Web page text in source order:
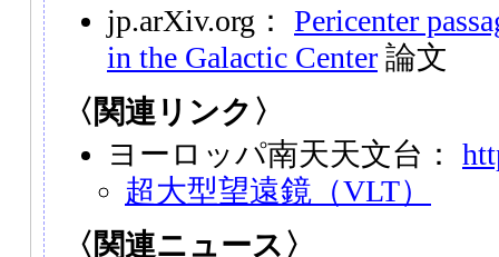
jp.arXiv.org： Pericenter
in the Galactic Center 論文
〈関連リンク〉
ヨーロッパ南天天文台：
超大型望遠鏡（VLT）
〈関連ニュース〉